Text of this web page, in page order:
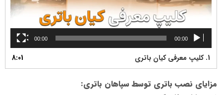
00:00
00:00
1. کلیپ معرفی کیان باتری 8:01
مزایای نصب باتری توسط سپاهان باتری: